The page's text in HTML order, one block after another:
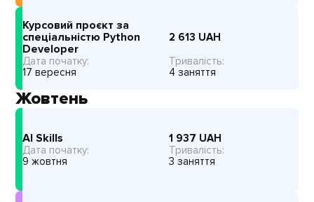
Курсовий проєкт за
спеціальністю Python
Developer
2 613 UAH
Дата початку:
17 вересня
Тривалість:
4 заняття
Жовтень
AI Skills 1 937 UAH
Дата початку:
9 жовтня
Тривалість:
3 заняття